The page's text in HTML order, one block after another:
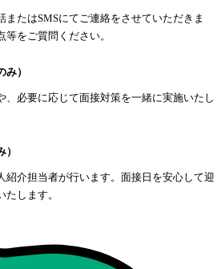
またはSMSにてご連絡をさせていただきま
をご質問ください。
）
、必要に応じて面接対策を一緒に実施いたし
紹介担当者が行います。面接日を安心して迎
します。